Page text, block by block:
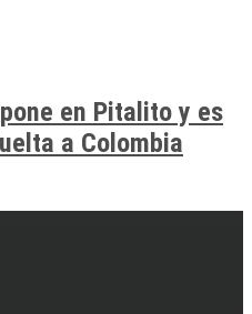
en Pitalito y es
a Colombia